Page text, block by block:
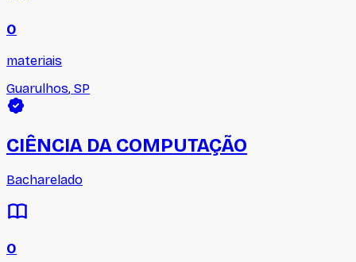
0
materiais
Guarulhos, SP
CIÊNCIA DA COMPUTAÇÃO
Bacharelado
0